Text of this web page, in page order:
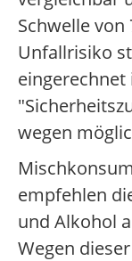
Schwelle
Unfallrisiko
wegen
empfehlen
und Alkohol
Wegen